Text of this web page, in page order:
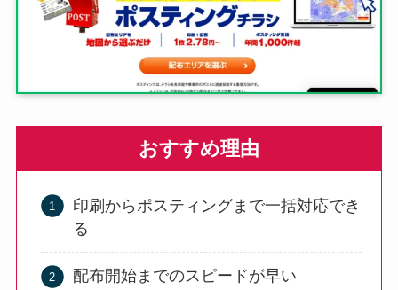
おすすめ理由
印刷からポスティングまで一括対応でき
る
配布開始までのスピードが早い